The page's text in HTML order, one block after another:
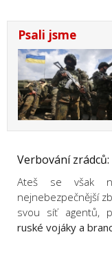
Psali jsme
Verbování
Ateš se však
nejnebezpečnější
svou síť agentů,
ruské vojáky a